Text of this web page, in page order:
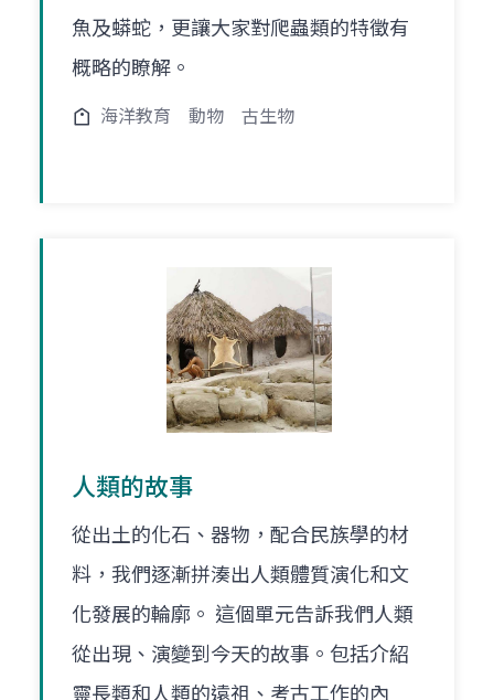
魚及蟒蛇，更讓大家對爬蟲類的特徵有
概略的瞭解。
海洋教育 動物 古生物
人類的故事
從出土的化石、器物，配合民族學的材
料，我們逐漸拼湊出人類體質演化和文
化發展的輪廓。 這個單元告訴我們人類
從出現、演變到今天的故事。包括介紹
靈長類和人類的遠祖、考古工作的內